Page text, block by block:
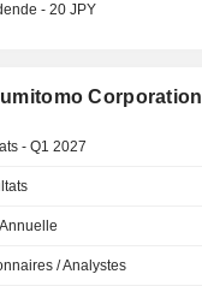
- 20 JPY
Corporation
- Q1 2027
/ Analystes